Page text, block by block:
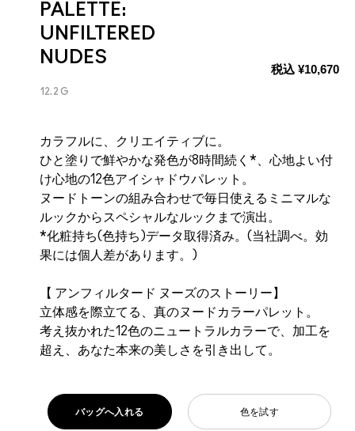
PALETTE:
UNFILTERED
NUDES
税込 ¥10,670
12.2 G
カラフルに、クリエイティブに。
ひと塗りで鮮やかな発色が8時間続く*、心地よい付
け心地の12色アイシャドウパレット。
ヌードトーンの組み合わせで毎日使えるミニマルな
ルックからスペシャルなルックまで演出。
*化粧持ち(色持ち)データ取得済み。(当社調べ。効
果には個人差があります。)
【 アンフィルタード ヌーズのストーリー】
立体感を際立てる、真のヌードカラーパレット。
考え抜かれた12色のニュートラルカラーで、加工を
超え、あなた本来の美しさを引き出して。
色を試す
バッグへ入れる